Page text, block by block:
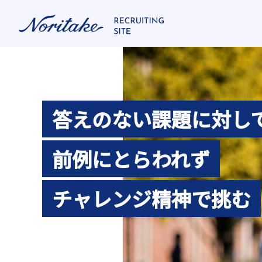
答えのない課題に対し
前例にとらわれず
チャレンジ精神で挑む